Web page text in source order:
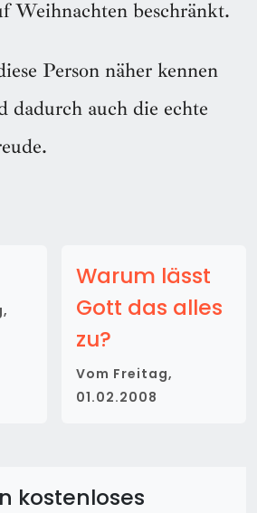
Weihnachten beschränkt.
Person näher kennen
dadurch auch die echte
Warum lässt
Gott das alles
zu?
Vom Freitag,
01.02.2008
kostenloses